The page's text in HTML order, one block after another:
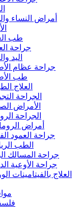
أمراض النساء
طب
جراحة
اليد
جراحة عظام
طب
العلاج
الجراحة
الأمراض
الجراحة
أمراض
جراحة العمود
الطب
جراحة المسالك
جراحة الأوعية
العلاج بالفيتامينات